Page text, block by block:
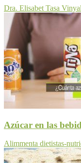
Dra. Elisabet Tasa
Azúcar en las
Alimmenta dietistas-